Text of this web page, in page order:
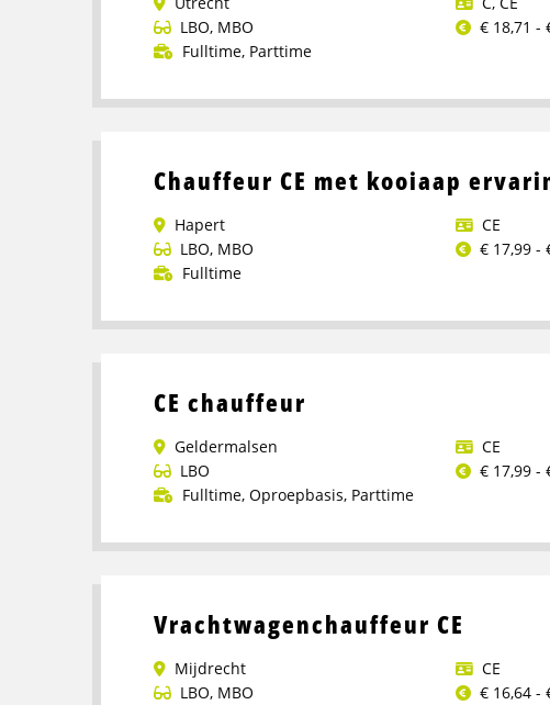
LBO, MBO
€ 18,71 -
Fulltime, Parttime
meer
(C
CE)
Bakkerijgroothandel
Chauffeur CE met kooiaap
Hapert
CE
LBO, MBO
€ 17,99 -
Fulltime
meer
CE
kooiaap
ervaring
CE chauffeur
Geldermalsen
CE
LBO
€ 17,99 -
Fulltime, Oproepbasis, Parttime
meer
chauffeur
Vrachtwagenchauffeur CE
Mijdrecht
CE
LBO, MBO
€ 16,64 -